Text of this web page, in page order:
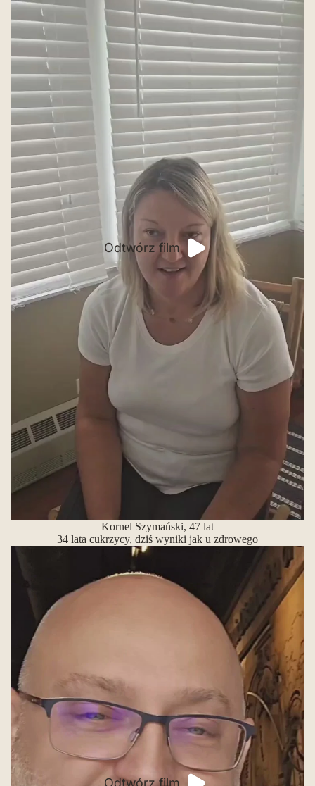
Odtwórz film
Kornel Szymański, 47 lat
34 lata cukrzycy, dziś wyniki jak u zdrowego
Odtwórz film